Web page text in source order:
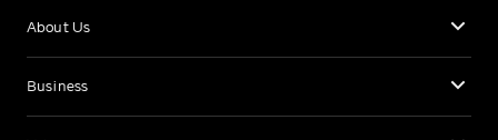
About Us
Business